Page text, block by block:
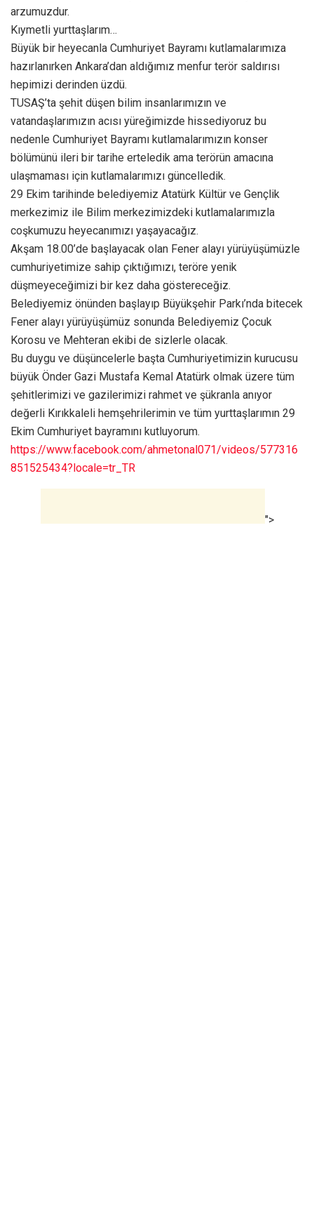
arzumuzdur.
Kıymetli yurttaşlarım…
Büyük bir heyecanla Cumhuriyet Bayramı kutlamalarımıza
hazırlanırken Ankara’dan aldığımız menfur terör saldırısı
hepimizi derinden üzdü.
TUSAŞ’ta şehit düşen bilim insanlarımızın ve
vatandaşlarımızın acısı yüreğimizde hissediyoruz bu
nedenle Cumhuriyet Bayramı kutlamalarımızın konser
bölümünü ileri bir tarihe erteledik ama terörün amacına
ulaşmaması için kutlamalarımızı güncelledik.
29 Ekim tarihinde belediyemiz Atatürk Kültür ve Gençlik
merkezimiz ile Bilim merkezimizdeki kutlamalarımızla
coşkumuzu heyecanımızı yaşayacağız.
Akşam 18.00’de başlayacak olan Fener alayı yürüyüşümüzle
cumhuriyetimize sahip çıktığımızı, teröre yenik
düşmeyeceğimizi bir kez daha göstereceğiz.
Belediyemiz önünden başlayıp Büyükşehir Parkı’nda bitecek
Fener alayı yürüyüşümüz sonunda Belediyemiz Çocuk
Korosu ve Mehteran ekibi de sizlerle olacak.
Bu duygu ve düşüncelerle başta Cumhuriyetimizin kurucusu
büyük Önder Gazi Mustafa Kemal Atatürk olmak üzere tüm
şehitlerimizi ve gazilerimizi rahmet ve şükranla anıyor
değerli Kırıkkaleli hemşehrilerimin ve tüm yurttaşlarımın 29
Ekim Cumhuriyet bayramını kutluyorum.
https://www.facebook.com/ahmetonal071/videos/577316
851525434?locale=tr_TR
">